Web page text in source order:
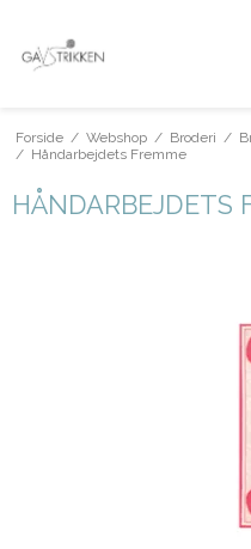
Forside / Webshop / Broderi /
/ Håndarbejdets Fremme
HÅNDARBEJDETS